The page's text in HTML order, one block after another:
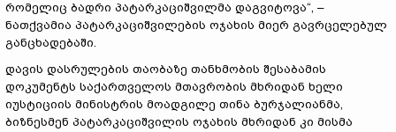
რომელიც ბადრი პატარკაციშვილმა დაგვიტოვა“, –
ნათქვამია პატარკაციშვილების ოჯახის მიერ გავრცელებულ
განცხადებაში.
დავის დასრულების თაობაზე თანხმობის შესაბამის
დოკუმენტს საქართველოს მთავრობის მხრიდან ხელი
იუსტიციის მინისტრის მოადგილე თინა ბურჯალიანმა,
ბიზნესმენ პატარკაციშვილის ოჯახის მხრიდან კი მისმა